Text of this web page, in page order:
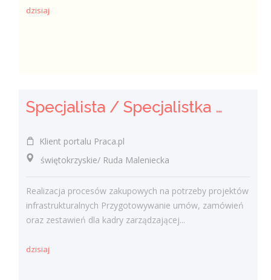
dzisiaj
Specjalista / Specjalistka ds. Zakupów
Klient portalu Praca.pl
świętokrzyskie/ Ruda Maleniecka
Realizacja procesów zakupowych na potrzeby projektów
infrastrukturalnych Przygotowywanie umów, zamówień
oraz zestawień dla kadry zarządzającej...
dzisiaj